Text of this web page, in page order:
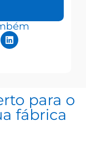
para o
fábrica